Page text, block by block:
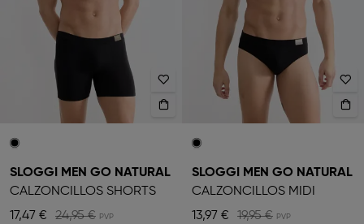
SLOGGI MEN GO NATURAL
CALZONCILLOS SHORTS
17,47 €
24,95 €
SLOGGI MEN GO NATURAL
CALZONCILLOS MIDI
13,97 €
19,95 €